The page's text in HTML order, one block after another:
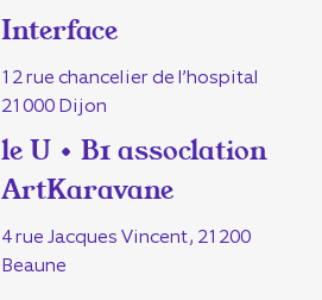
Interface
12 rue chancelier de l’hospital
21000 Dijon
le U • B1 assoclation
ArtKaravane
4 rue Jacques Vincent, 21200
Beaune